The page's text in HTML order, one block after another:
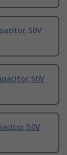
50V
50V
50V